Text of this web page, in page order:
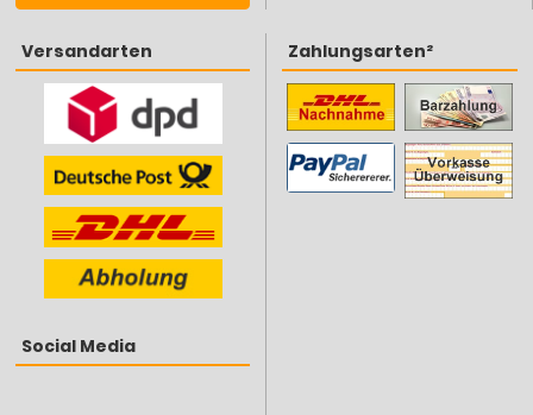
Versandarten
Social Media
Zahlungsarten²